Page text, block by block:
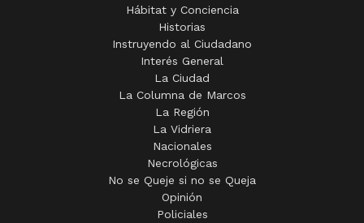
Hábitat y Conciencia
Historias
Instruyendo al Ciudadano
Interés General
La Ciudad
La Columna de Marcos
La Región
La Vidriera
Nacionales
Necrológicas
No se Queje si no se Queja
Opinión
Policiales